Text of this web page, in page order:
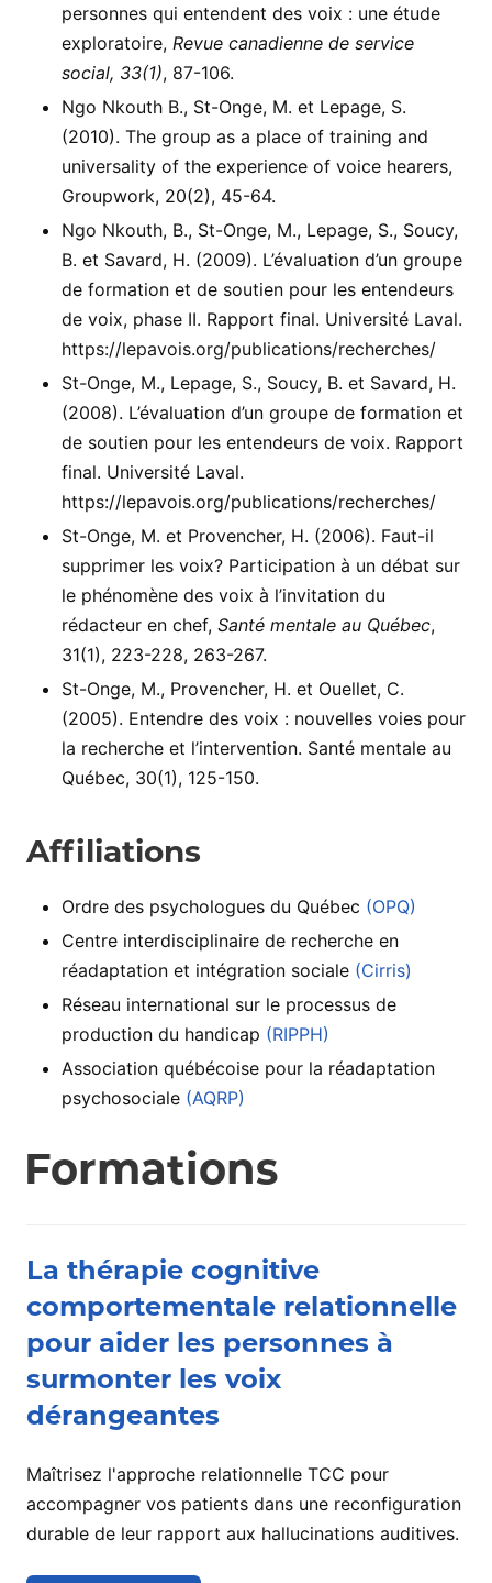
personnes qui entendent des voix : une étude
exploratoire, Revue canadienne de service
social, 33(1), 87-106.
Ngo Nkouth B., St-Onge, M. et Lepage, S.
(2010). The group as a place of training and
universality of the experience of voice hearers,
Groupwork, 20(2), 45-64.
Ngo Nkouth, B., St-Onge, M., Lepage, S., Soucy,
B. et Savard, H. (2009). L’évaluation d’un groupe
de formation et de soutien pour les entendeurs
de voix, phase II. Rapport final. Université Laval.
https://lepavois.org/publications/recherches/
St-Onge, M., Lepage, S., Soucy, B. et Savard, H.
(2008). L’évaluation d’un groupe de formation et
de soutien pour les entendeurs de voix. Rapport
final. Université Laval.
https://lepavois.org/publications/recherches/
St-Onge, M. et Provencher, H. (2006). Faut-il
supprimer les voix? Participation à un débat sur
le phénomène des voix à l’invitation du
rédacteur en chef, Santé mentale au Québec,
31(1), 223-228, 263-267.
St-Onge, M., Provencher, H. et Ouellet, C.
(2005). Entendre des voix : nouvelles voies pour
la recherche et l’intervention. Santé mentale au
Québec, 30(1), 125-150.
Affiliations
Ordre des psychologues du Québec (OPQ)
Centre interdisciplinaire de recherche en
réadaptation et intégration sociale (Cirris)
Réseau international sur le processus de
production du handicap (RIPPH)
Association québécoise pour la réadaptation
psychosociale (AQRP)
Formations
La thérapie cognitive
comportementale relationnelle
pour aider les personnes à
surmonter les voix
dérangeantes
Maîtrisez l'approche relationnelle TCC pour
accompagner vos patients dans une reconfiguration
durable de leur rapport aux hallucinations auditives.